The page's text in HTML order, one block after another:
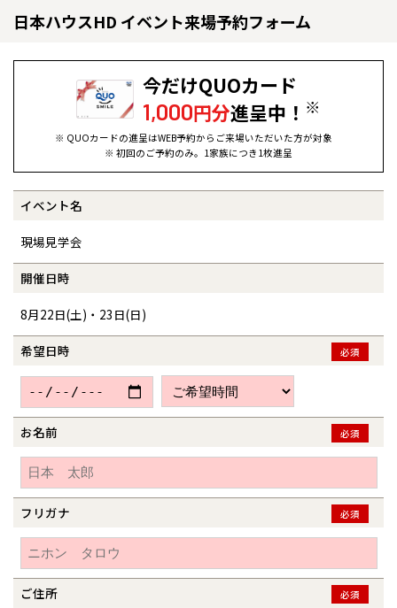
日本ハウスHD イベント来場予約フォーム
今だけQUOカード
1,000円分進呈中！ ※
※ QUOカードの進呈はWEB予約からご来場いただいた方が対象
※ 初回のご予約のみ。1家族につき1枚進呈
イベント名
現場見学会
開催日時
8月22日(土)・23日(日)
希望日時 必須
お名前 必須
フリガナ 必須
ご住所 必須
全国の展示場
北海道
札幌
道央
道北
道東
東北
青森
秋田
山形
宮城
福島
甲信越・北陸
新潟
長野
富山
石川
関東
神奈川
埼玉
千葉
愛知
岐阜
静岡
近畿
大阪
京都
中国・四国
岡山
九州
お近くのイベント
北海道
札幌
札幌
小樽
苫小牧千歳
小樽
道北
道南
道東
釧路
東北
青森県
青森
秋田県
秋田
岩手県
盛岡
山形県
宮城県
福島県
郡山
甲信越・北陸
新潟県
新潟
長岡
山梨県
甲府
長野県
長野
富山県
石川県
関東
神奈川県
横浜
相模
埼玉県
埼玉
愛知県
名古屋
岐阜県
静岡県
近畿
大阪府
大阪
京都府
京都
中国・四国
岡山県
岡山
九州